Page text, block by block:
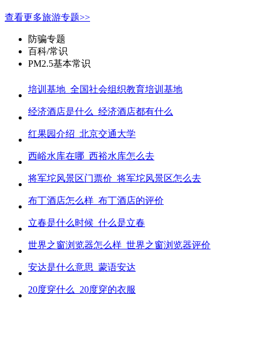
查看更多旅游专题>>
防骗专题
百科/常识
PM2.5基本常识
培训基地_全国社会组织教育培训基地
经济酒店是什么_经济酒店都有什么
红果园介绍_北京交通大学
西峪水库在哪_西裕水库怎么去
将军坨风景区门票价_将军坨风景区怎么去
布丁酒店怎么样_布丁酒店的评价
立春是什么时候_什么是立春
世界之窗浏览器怎么样_世界之窗浏览器评价
安达是什么意思_蒙语安达
20度穿什么_20度穿的衣服